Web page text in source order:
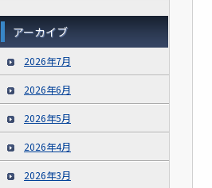
アーカイブ
2026年7月
2026年6月
2026年5月
2026年4月
2026年3月